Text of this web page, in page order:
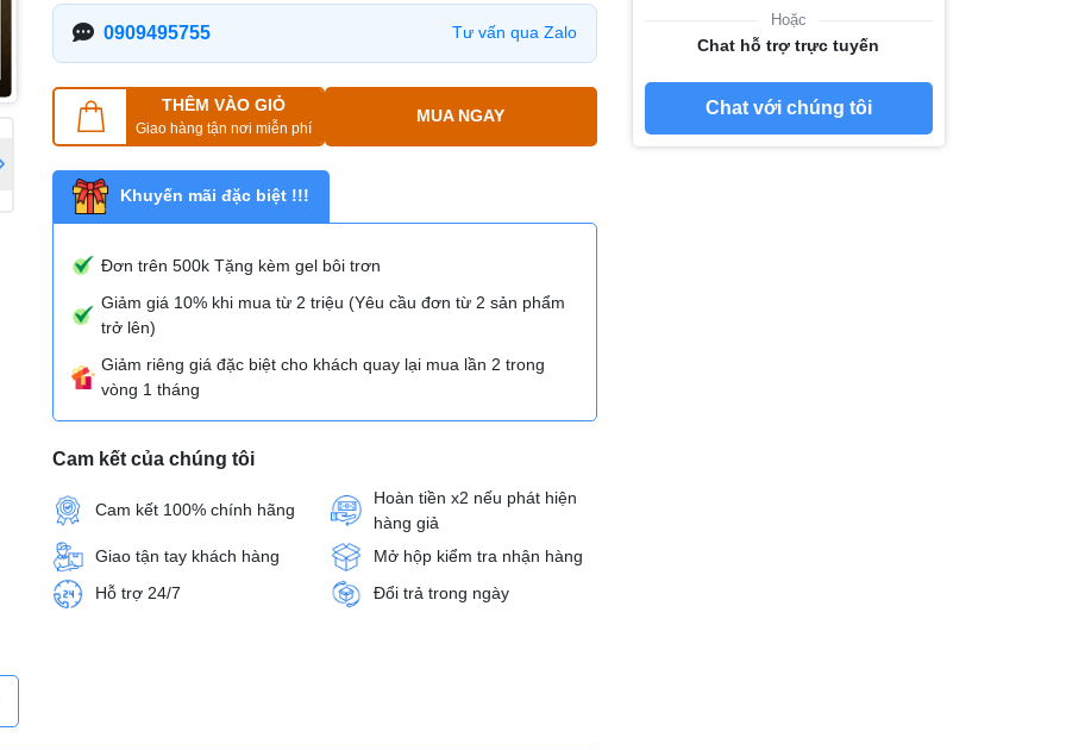
0909495755 Tư vấn qua Zalo
THÊM VÀO GIỎ
Giao hàng tận nơi miễn phí
MUA NGAY
Khuyến mãi đặc biệt !!!
Đơn trên 500k Tặng kèm gel bôi trơn
Giảm giá 10% khi mua từ 2 triệu (Yêu cầu đơn từ 2 sản phẩm
trở lên)
Giảm riêng giá đặc biệt cho khách quay lại mua lần 2 trong
vòng 1 tháng
Cam kết của chúng tôi
Cam kết 100% chính hãng
Hoàn tiền x2 nếu phát hiện
hàng giả
Giao tận tay khách hàng
Mở hộp kiểm tra nhận hàng
Hỗ trợ 24/7
Đổi trả trong ngày
Hoặc
Chat hỗ trợ trực tuyến
Chat với chúng tôi